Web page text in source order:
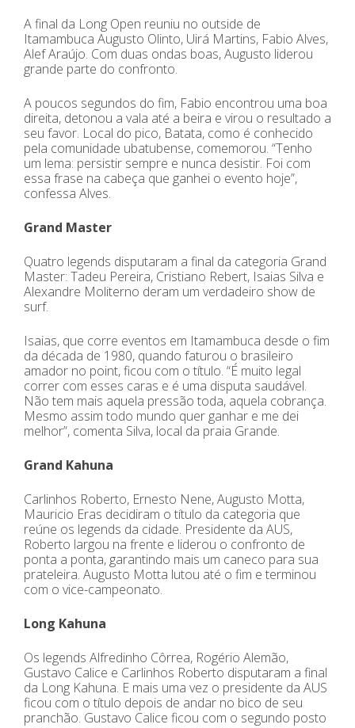
A final da Long Open reuniu no outside de
Itamambuca Augusto Olinto, Uirá Martins, Fabio Alves,
Alef Araújo. Com duas ondas boas, Augusto liderou
grande parte do confronto.
A poucos segundos do fim, Fabio encontrou uma boa
direita, detonou a vala até a beira e virou o resultado a
seu favor. Local do pico, Batata, como é conhecido
pela comunidade ubatubense, comemorou. “Tenho
um lema: persistir sempre e nunca desistir. Foi com
essa frase na cabeça que ganhei o evento hoje”,
confessa Alves.
Grand Master
Quatro legends disputaram a final da categoria Grand
Master: Tadeu Pereira, Cristiano Rebert, Isaias Silva e
Alexandre Moliterno deram um verdadeiro show de
surf.
Isaias, que corre eventos em Itamambuca desde o fim
da década de 1980, quando faturou o brasileiro
amador no point, ficou com o título. “É muito legal
correr com esses caras e é uma disputa saudável.
Não tem mais aquela pressão toda, aquela cobrança.
Mesmo assim todo mundo quer ganhar e me dei
melhor”, comenta Silva, local da praia Grande.
Grand Kahuna
Carlinhos Roberto, Ernesto Nene, Augusto Motta,
Mauricio Eras decidiram o título da categoria que
reúne os legends da cidade. Presidente da AUS,
Roberto largou na frente e liderou o confronto de
ponta a ponta, garantindo mais um caneco para sua
prateleira. Augusto Motta lutou até o fim e terminou
com o vice-campeonato.
Long Kahuna
Os legends Alfredinho Côrrea, Rogério Alemão,
Gustavo Calice e Carlinhos Roberto disputaram a final
da Long Kahuna. E mais uma vez o presidente da AUS
ficou com o título depois de andar no bico de seu
pranchão. Gustavo Calice ficou com o segundo posto